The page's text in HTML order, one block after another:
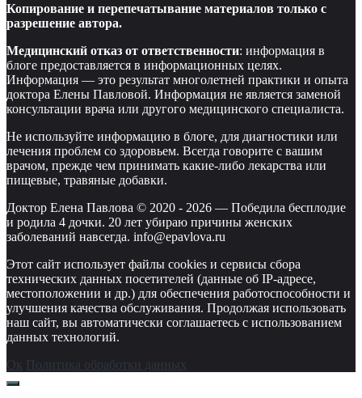
Копирование и перепечатывание материалов только с
разрешение автора.
Медицинский отказ от ответственности: информация в
блоге предоставляется в информационных целях.
Информация — это результат многолетней практики и опыта
доктора Елены Павловой. Информация не является заменой
консультации врача или другого медицинского специалиста.
Не используйте информацию в блоге, для диагностики или
лечения проблем со здоровьем. Всегда говорите с вашим
врачом, прежде чем принимать какие-либо лекарства или
пищевые, травяные добавки.
Доктор Елена Павлова © 2020 - 2026 — Победила бесплодие
и родила 4 дочки. 20 лет убираю причины женских
заболеваний навсегда. info@epavlova.ru
Этот сайт использует файлы cookies и сервисы сбора
технических данных посетителей (данные об IP-адресе,
местоположении и др.) для обеспечения работоспособности и
улучшения качества обслуживания. Продолжая использовать
наш сайт, вы автоматически соглашаетесь с использованием
данных технологий.
Ок Политика обработки данных